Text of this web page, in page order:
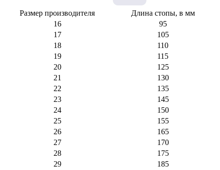
Размер производителя
Длина стопы, в мм
16
95
17
105
18
110
19
115
20
125
21
130
22
135
23
145
24
150
25
155
26
165
27
170
28
175
29
185